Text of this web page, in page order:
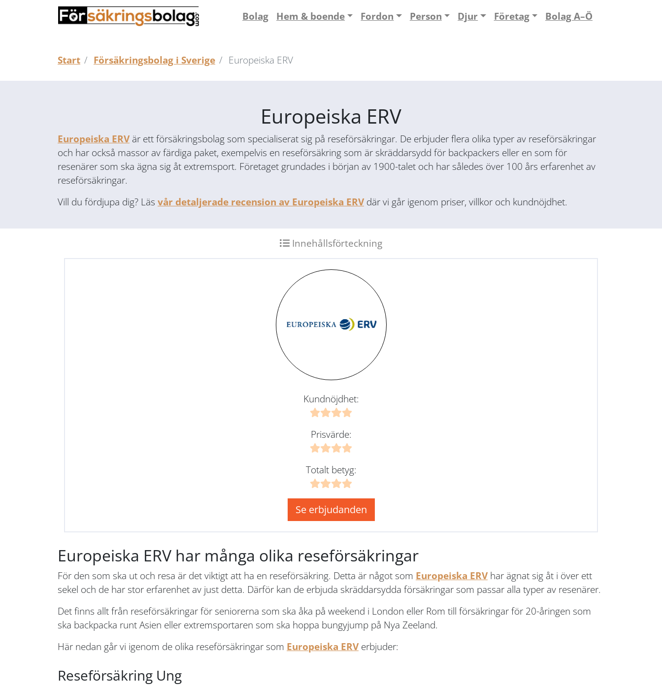
Bolag Hem & boende Fordon Person Djur Företag Bolag A–Ö
Start Försäkringsbolag i Sverige Europeiska ERV
Europeiska ERV
Europeiska ERVär ett försäkringsbolag som specialiserat sig på reseförsäkringar. De erbjuder flera olika typer av reseförsäkringar
och har också massor av färdiga paket, exempelvis en reseförsäkring som är skräddarsydd för backpackers eller en som för
resenärer som ska ägna sig åt extremsport. Företaget grundades i början av 1900-talet och har således över 100 års erfarenhet av
reseförsäkringar.
Vill du fördjupa dig? Läs vår detaljerade recension av Europeiska ERVdär vi går igenom priser, villkor och kundnöjdhet.
Innehållsförteckning
Kundnöjdhet:
Prisvärde:
Totalt betyg:
Se erbjudanden
Europeiska ERV har många olika reseförsäkringar
För den som ska ut och resa är det viktigt att ha en reseförsäkring. Detta är något som Europeiska ERVhar ägnat sig åt i över ett
sekel och de har stor erfarenhet av just detta. Därför kan de erbjuda skräddarsydda försäkringar som passar alla typer av resenärer.
Det finns allt från reseförsäkringar för seniorerna som ska åka på weekend i London eller Rom till försäkringar för 20-åringen som
ska backpacka runt Asien eller extremsportaren som ska hoppa bungyjump på Nya Zeeland.
Här nedan går vi igenom de olika reseförsäkringar som Europeiska ERVerbjuder:
Reseförsäkring Ung